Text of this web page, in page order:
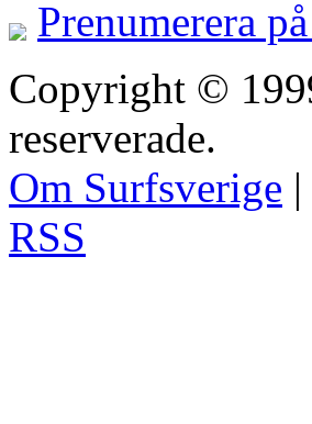
Prenumerera
Copyright ©
reserverade.
Om Surfsverige |
RSS